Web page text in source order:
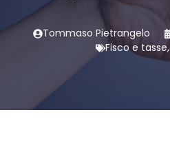
Tommaso Pietrangelo
Fisco e tasse,